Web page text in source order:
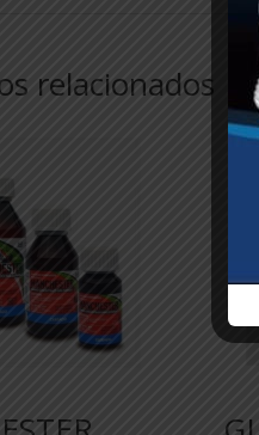
relacionados